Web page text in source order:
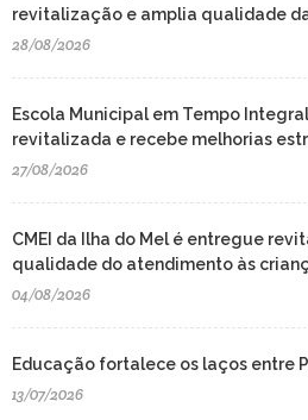
revitalização e amplia qualidade
28/08/2026
Escola Municipal em Tempo
revitalizada e recebe melhorias
27/08/2026
CMEI da Ilha do Mel é entregue
qualidade do atendimento às
04/08/2026
Educação fortalece os laços entre
13/07/2026